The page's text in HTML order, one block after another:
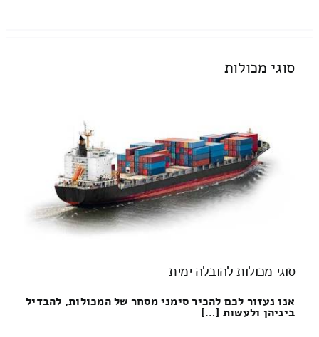
סוגי מכולות
סוגי מכולות להובלה ימית
אנו נעזור לכם להכיר סימני מסחר של המכולות, להבדיל
ביניהן ולעשות […]